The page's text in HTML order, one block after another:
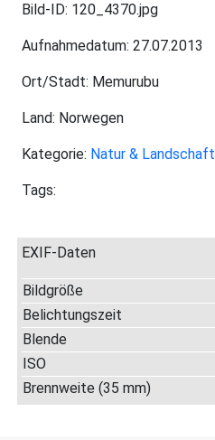
Bild-ID: 120_4370.jpg
Aufnahmedatum: 27.07.2013
Ort/Stadt: Memurubu
Land: Norwegen
Kategorie: Natur & Landschaft
Tags:
EXIF-Daten
Bildgröße
Belichtungszeit
Blende
ISO
Brennweite (35 mm)